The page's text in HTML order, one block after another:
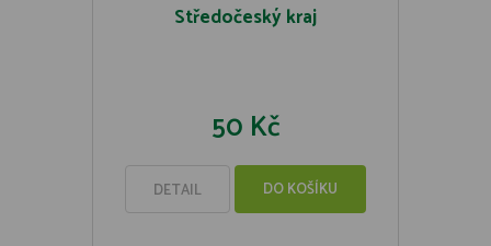
Středočeský kraj
50 Kč
DETAIL DO KOŠÍKU